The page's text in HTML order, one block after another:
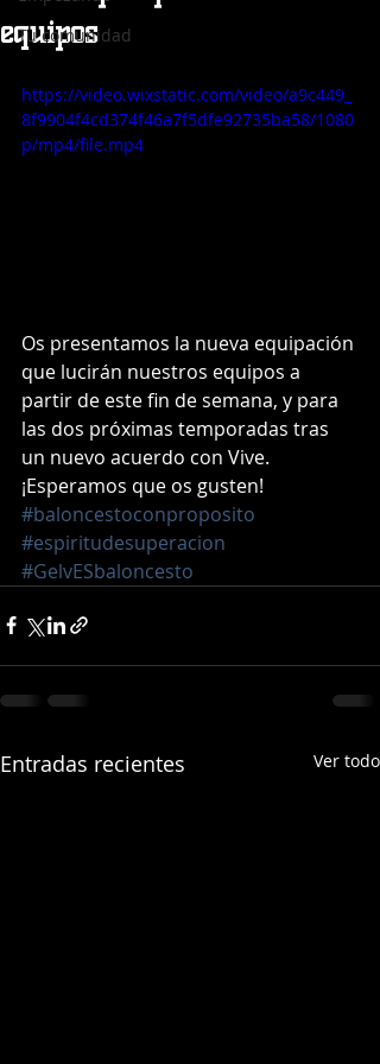
Tu comunidad
equipos
https://video.wixstatic.com/video/a9c449_
8f9904f4cd374f46a7f5dfe92735ba58/1080
p/mp4/file.mp4
Os presentamos la nueva equipación
que lucirán nuestros equipos a
partir de este fin de semana, y para
las dos próximas temporadas tras
un nuevo acuerdo con Vive.
¡Esperamos que os gusten!
#baloncestoconproposito
#espiritudesuperacion
#GelvESbaloncesto
Entradas recientes Ver todo